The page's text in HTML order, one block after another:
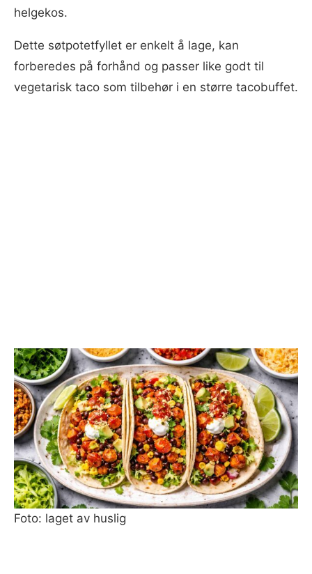
helgekos.
Dette søtpotetfyllet er enkelt å lage, kan
forberedes på forhånd og passer like godt til
vegetarisk taco som tilbehør i en større tacobuffet.
Foto: laget av huslig